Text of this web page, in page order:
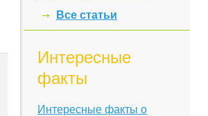
Все статьи
Интересные
факты
Интересные факты о